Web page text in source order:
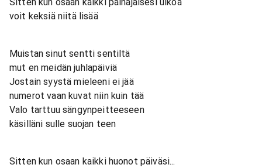
voit keksiä niitä lisää
Muistan sinut sentti sentiltä
mut en meidän juhlapäiviä
Jostain syystä mieleeni ei jää
numerot vaan kuvat niin kuin tää
Valo tarttuu sängynpeitteeseen
käsilläni sulle suojan teen
Sitten kun osaan kaikki huonot päiväsi...